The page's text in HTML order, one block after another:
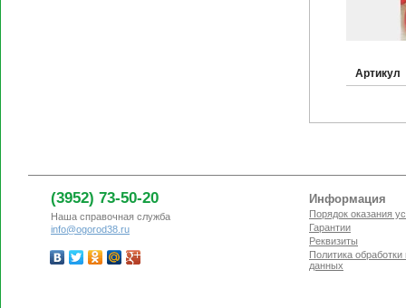
Артикул
(3952) 73-50-20
Наша справочная служба
info@ogorod38.ru
Информация
Порядок оказания
Гарантии
Реквизиты
Политика
данных